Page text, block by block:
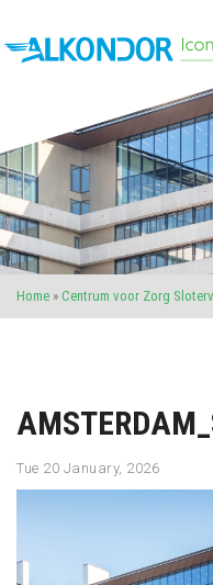
Home » Centrum voor Zorg
Tue 20 January, 2026